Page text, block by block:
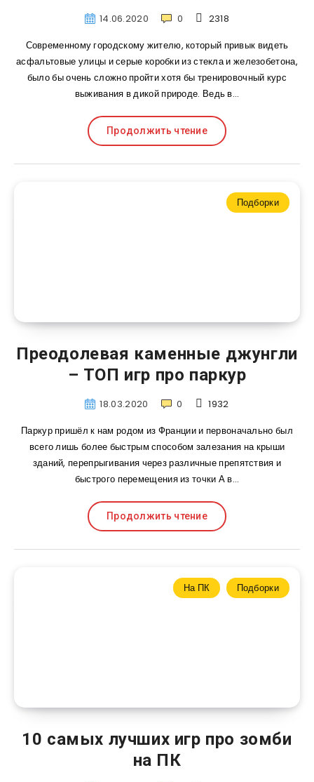
14.06.2020 0
2318
Современному городскому жителю, который привык видеть
асфальтовые улицы и серые коробки из стекла и железобетона,
было бы очень сложно пройти хотя бы тренировочный курс
выживания в дикой природе. Ведь в…
Продолжить чтение
Подборки
Преодолевая каменные джунгли
– ТОП игр про паркур
18.03.2020 0
1932
Паркур пришёл к нам родом из Франции и первоначально был
всего лишь более быстрым способом залезания на крыши
зданий, перепрыгивания через различные препятствия и
быстрого перемещения из точки А в…
Продолжить чтение
На ПК Подборки
10 самых лучших игр про зомби
на ПК